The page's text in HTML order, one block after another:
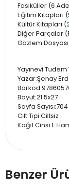
Fasiküller (6
Eğitim Kitapları
Kültür Kitapları
Diğer Parçalar
Gözlem
Yayınevi:Tudem
Yazar:Şenay
Boyut:21.5x27
Sayfa Sayısı:704
Cilt Tipi:Ciltsiz
Kağıt Cinsi:1.
Benzer